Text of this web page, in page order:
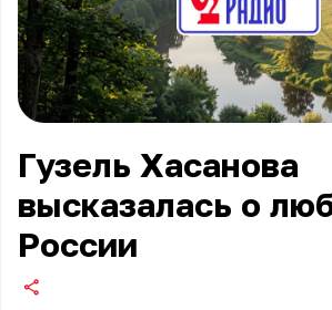
Гузель Хасанова
высказалась о
России